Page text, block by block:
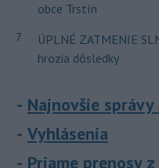
obce Trstín
7
ÚPLNÉ ZATMENIE
hrozia dôsledky
Najnovšie správy
Vyhlásenia
Priame prenosy